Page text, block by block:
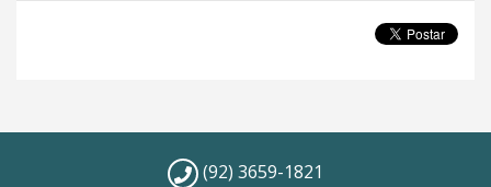
(92) 3659-1821